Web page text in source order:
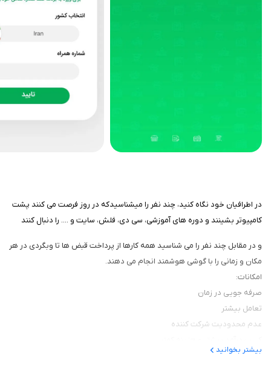
در اطرافیان خود نگاه کنید، چند نفر را میشناسیدکه در روز فرصت می کنند پشت
کامپیوتر بشینند و دوره های آموزشی، سی دی، فلش، سایت و .... را دنبال کنند
و در مقابل چند نفر را می شناسید همه کارها از پرداخت قبض ها تا وبگردی در هر
مکان و زمانی را با گوشی هوشمند انجام می دهند.
امکانات:
صرفه جویی در زمان
تعامل بیشتر
عدم محدودیت شرکت کننده
به روزرسانی آسان تر و در لحظه
بیشتر بخوانید